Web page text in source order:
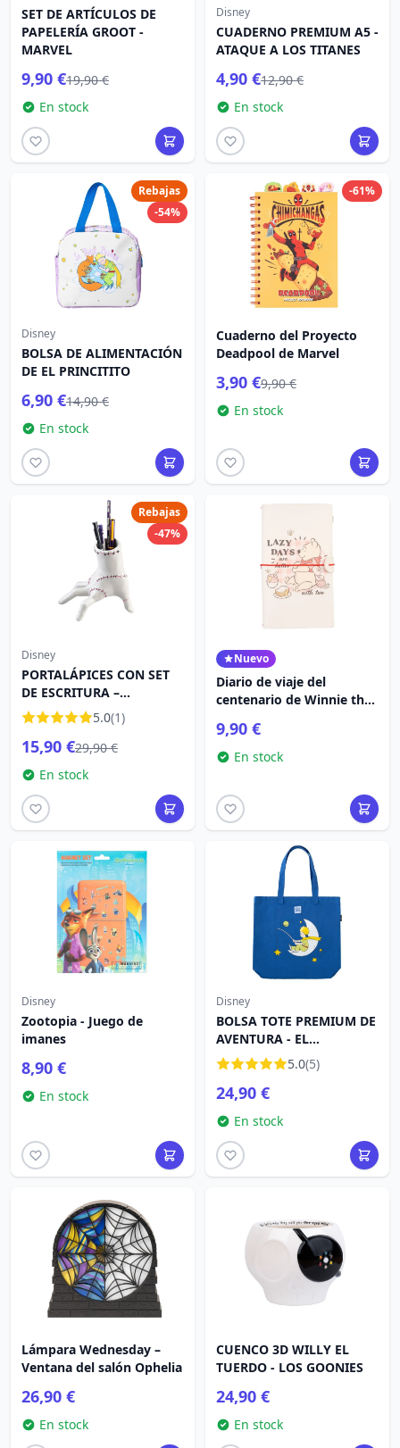
SET DE ARTÍCULOS DE
PAPELERÍA GROOT -
MARVEL
9,90 €19,90 €
En stock
Disney
CUADERNO PREMIUM A5 -
ATAQUE A LOS TITANES
4,90 €12,90 €
En stock
Rebajas
-54%
Disney
BOLSA DE ALIMENTACIÓN
DE EL PRINCITITO
6,90 €14,90 €
En stock
-61%
Cuaderno del Proyecto
Deadpool de Marvel
3,90 €9,90 €
En stock
Rebajas
-47%
Disney
PORTALÁPICES CON SET
DE ESCRITURA –
MIÉRCOLES 5.0(1)
15,90 €29,90 €
En stock
Nuevo
Diario de viaje del
centenario de Winnie the
9,90 €
En stock
Disney
Zootopia - Juego de
imanes
8,90 €
En stock
Disney
BOLSA TOTE PREMIUM DE
AVENTURA - EL
PRINCIPETI 5.0(5)
24,90 €
En stock
Lámpara Wednesday –
Ventana del salón Ophelia
26,90 €
En stock
CUENCO 3D WILLY EL
TUERDO - LOS GOONIES
24,90 €
En stock